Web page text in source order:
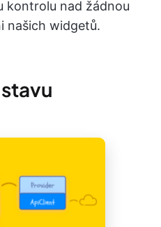
kontrolu nad žádnou
našich widgetů.